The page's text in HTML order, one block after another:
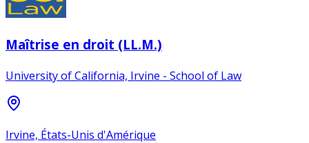
Maîtrise en droit (LL.M.)
University of California, Irvine - School of Law
Irvine, États-Unis d'Amérique